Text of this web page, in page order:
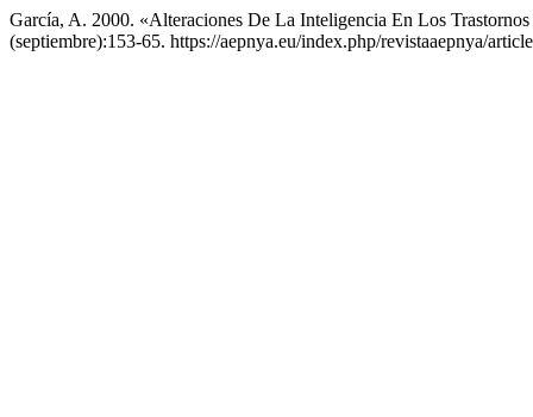
García, A. 2000. «Alteraciones De La Inteligencia En Los
(septiembre):153-65. https://aepnya.eu/index.php/revistaaepnya/